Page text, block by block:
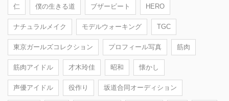
仁 僕の生きる道 ブザービート HERO
ナチュラルメイク モデルウォーキング TGC
東京ガールズコレクション プロフィール写真 筋肉
筋肉アイドル 才木玲佳 昭和 懐かし
声優アイドル 役作り 坂道合同オーディション